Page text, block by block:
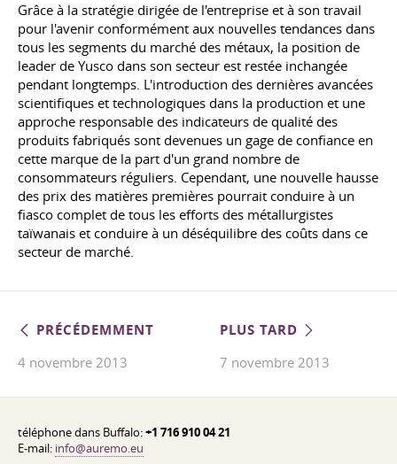
Grâce à la stratégie dirigée de l'entreprise et à son travail
pour l'avenir conformément aux nouvelles tendances dans
tous les segments du marché des métaux, la position de
leader de Yusco dans son secteur est restée inchangée
pendant longtemps. L'introduction des dernières avancées
scientifiques et technologiques dans la production et une
approche responsable des indicateurs de qualité des
produits fabriqués sont devenues un gage de confiance en
cette marque de la part d'un grand nombre de
consommateurs réguliers. Cependant, une nouvelle hausse
des prix des matières premières pourrait conduire à un
fiasco complet de tous les efforts des métallurgistes
taïwanais et conduire à un déséquilibre des coûts dans ce
secteur de marché.
PRÉCÉDEMMENT
4 novembre 2013
PLUS TARD
7 novembre 2013
téléphone dans Buffalo:+1 716 910 04 21
E-mail: info@auremo.eu